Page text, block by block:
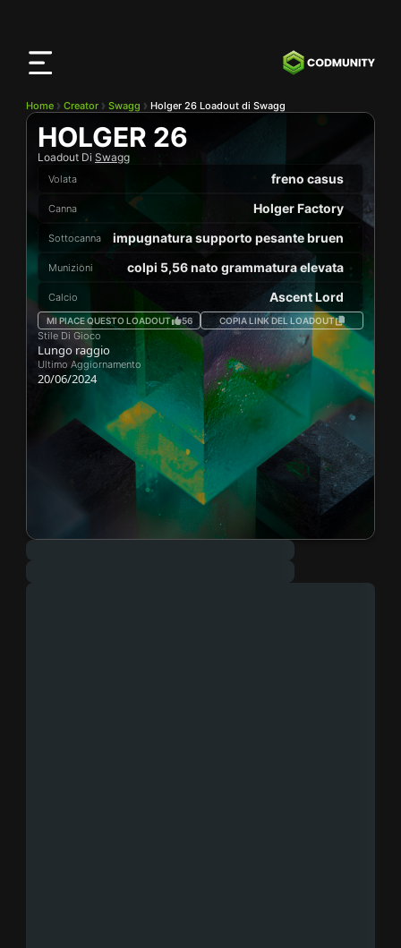
Home Creator Swagg Holger 26 Loadout di Swagg
HOLGER 26
Loadout Di Swagg
Volata freno casus
Canna Holger Factory
Sottocanna impugnatura supporto pesante bruen
Munizioni colpi 5,56 nato grammatura elevata
Calcio Ascent Lord
MI PIACE QUESTO LOADOUT 56 COPIA LINK DEL LOADOUT
Stile Di Gioco
Lungo raggio
Ultimo Aggiornamento
20/06/2024